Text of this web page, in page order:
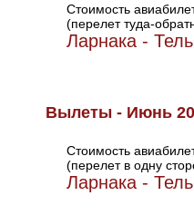
Стоимость
(перелет туда-
Ларнака -
Вылеты - Июнь
Стоимость
(перелет в одну
Ларнака -